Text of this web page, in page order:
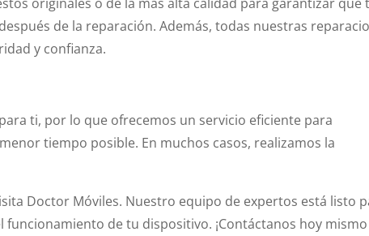
de la reparación. Además, todas nuestras
y confianza.
ti, por lo que ofrecemos un servicio eficiente para
tiempo posible. En muchos casos, realizamos la
Doctor Móviles. Nuestro equipo de expertos está listo
de tu dispositivo. ¡Contáctanos hoy